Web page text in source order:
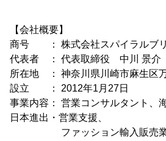
【会社概要】
商号 ： 株式会社スパイラルブ
代表者 ： 代表取締役 中川 景介
所在地 ： 神奈川県川崎市麻生区
設立 ： 2012年1月27日
事業内容： 営業コンサルタント、
日本進出・営業支援、
ファッション輸入販売